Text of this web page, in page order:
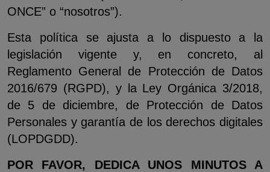
ONCE” o “nosotros”).
Esta política se ajusta a lo dispuesto a la
legislación vigente y, en concreto, al
Reglamento General de Protección de Datos
2016/679 (RGPD), y la Ley Orgánica 3/2018,
de 5 de diciembre, de Protección de Datos
Personales y garantía de los derechos digitales
(LOPDGDD).
POR FAVOR, DEDICA UNOS MINUTOS A